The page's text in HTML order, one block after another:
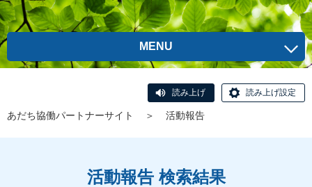
MENU
読み上げ 読み上げ設定
あだち協働パートナーサイト ＞ 活動報告
活動報告 検索結果